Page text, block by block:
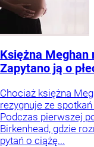
Księżna Meghan
Zapytano ją o
Chociaż księżna
rezygnuje ze
Podczas pierwszej
Birkenhead, gdzie
pytań o ciążę...